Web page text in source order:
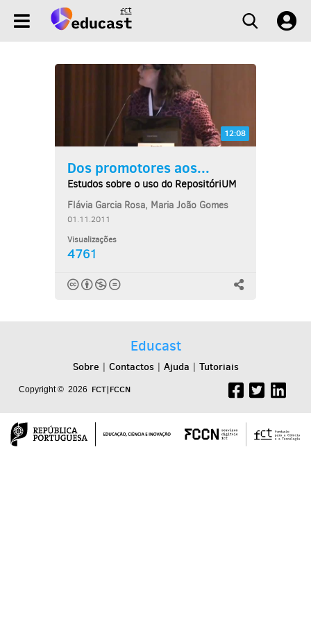
12:08
Dos promotores aos...
Estudos sobre o uso do RepositóriUM
Flávia Garcia Rosa, Maria João Gomes
01.11.2011
Visualizações
4761
Educast
Sobre | Contactos| Ajuda | Tutoriais
Copyright © 2026 FCT|FCCN